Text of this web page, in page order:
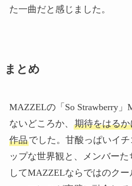
た一曲だと感じました。
まとめ
MAZZELの「So Strawberry
ないどころか、 期待をはる
作品でした。甘酸っぱいイ
ップな世界観と、メンバー
してMAZZELならではのク